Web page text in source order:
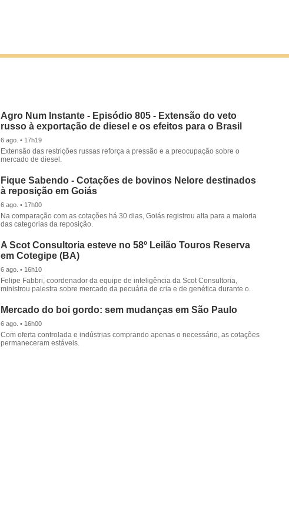
Agro Num Instante - Episódio 805 - Extensão do veto
russo à exportação de diesel e os efeitos para o Brasil
6 ago. • 17h19
Extensão das restrições russas reforça a pressão e a preocupação sobre o
mercado de diesel.
Fique Sabendo - Cotações de bovinos Nelore destinados
à reposição em Goiás
6 ago. • 17h00
Na comparação com as cotações há 30 dias, Goiás registrou alta para a maioria
das categorias da reposição.
A Scot Consultoria esteve no 58º Leilão Touros Reserva
em Cotegipe (BA)
6 ago. • 16h10
Felipe Fabbri, coordenador da equipe de inteligência da Scot Consultoria,
ministrou palestra sobre mercado da pecuária de cria e de genética durante o.
Mercado do boi gordo: sem mudanças em São Paulo
6 ago. • 16h00
Com oferta controlada e indústrias comprando apenas o necessário, as cotações
permaneceram estáveis.